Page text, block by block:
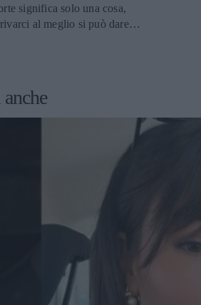
significa solo una cosa,
al meglio si può dare